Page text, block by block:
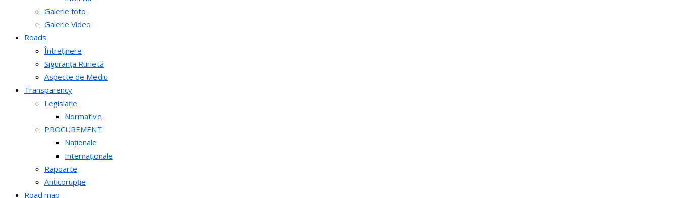
Galerie foto
Galerie Video
Roads
Întreținere
Siguranța Rurietă
Aspecte de Mediu
Transparency
Legislație
Normative
PROCUREMENT
Naționale
Internaționale
Rapoarte
Anticorupție
Road map